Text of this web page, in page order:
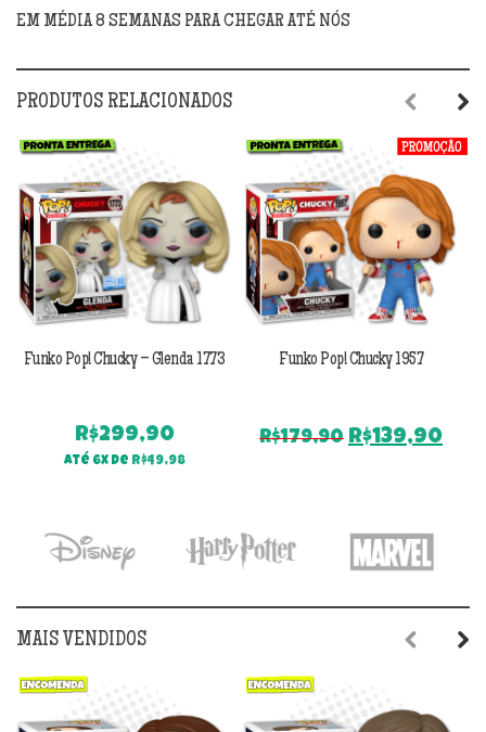
EM MÉDIA 8 SEMANAS PARA CHEGAR ATÉ NÓS
PRODUTOS RELACIONADOS
Funko Pop! Chucky – Glenda 1773
R$299,90
Até 6x de R$49,98
Funko Pop! Chucky 1957
R$179,90 O
R$179,90.
R$139,90O
Previous
Next
MAIS VENDIDOS